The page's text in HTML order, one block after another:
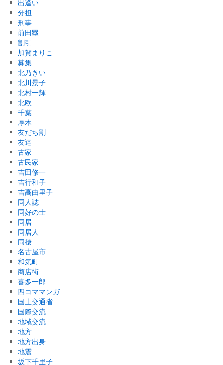
出逢い
分担
刑事
前田塁
割引
加賀まりこ
募集
北乃きい
北川景子
北村一輝
北欧
千葉
厚木
友だち割
友達
古家
古民家
吉田修一
吉行和子
吉高由里子
同人誌
同好の士
同居
同居人
同棲
名古屋市
和気町
商店街
喜多一郎
四コママンガ
国土交通省
国際交流
地域交流
地方
地方出身
地震
坂下千里子